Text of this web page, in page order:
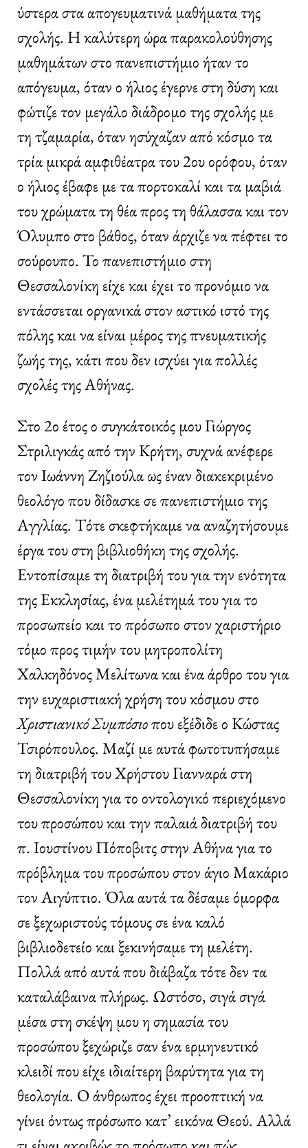
ύστερα στα απογευματινά μαθήματα της
σχολής. Η καλύτερη ώρα παρακολούθησης
μαθημάτων στο πανεπιστήμιο ήταν το
απόγευμα, όταν ο ήλιος έγερνε στη δύση και
φώτιζε τον μεγάλο διάδρομο της σχολής με
τη τζαμαρία, όταν ησύχαζαν από κόσμο τα
τρία μικρά αμφιθέατρα του 2ου ορόφου, όταν
ο ήλιος έβαφε με τα πορτοκαλί και τα μαβιά
του χρώματα τη θέα προς τη θάλασσα και τον
Όλυμπο στο βάθος, όταν άρχιζε να πέφτει το
σούρουπο. Το πανεπιστήμιο στη
Θεσσαλονίκη είχε και έχει το προνόμιο να
εντάσσεται οργανικά στον αστικό ιστό της
πόλης και να είναι μέρος της πνευματικής
ζωής της, κάτι που δεν ισχύει για πολλές
σχολές της Αθήνας.
Στο 2ο έτος ο συγκάτοικός μου Γιώργος
Στριλιγκάς από την Κρήτη, συχνά ανέφερε
τον Ιωάννη Ζηζιούλα ως έναν διακεκριμένο
θεολόγο που δίδασκε σε πανεπιστήμιο της
Αγγλίας. Τότε σκεφτήκαμε να αναζητήσουμε
έργα του στη βιβλιοθήκη της σχολής.
Εντοπίσαμε τη διατριβή του για την ενότητα
της Εκκλησίας, ένα μελέτημά του για το
προσωπείο και το πρόσωπο στον χαριστήριο
τόμο προς τιμήν του μητροπολίτη
Χαλκηδόνος Μελίτωνα και ένα άρθρο του για
την ευχαριστιακή χρήση του κόσμου στο
Χριστιανικό Συμπόσιοπου εξέδιδε ο Κώστας
Τσιρόπουλος. Μαζί με αυτά φωτοτυπήσαμε
τη διατριβή του Χρήστου Γιανναρά στη
Θεσσαλονίκη για το οντολογικό περιεχόμενο
του προσώπου και την παλαιά διατριβή του
π. Ιουστίνου Πόποβιτς στην Αθήνα για το
πρόβλημα του προσώπου στον άγιο Μακάριο
τον Αιγύπτιο. Όλα αυτά τα δέσαμε όμορφα
σε ξεχωριστούς τόμους σε ένα καλό
βιβλιοδετείο και ξεκινήσαμε τη μελέτη.
Πολλά από αυτά που διάβαζα τότε δεν τα
καταλάβαινα πλήρως. Ωστόσο, σιγά σιγά
μέσα στη σκέψη μου η σημασία του
προσώπου ξεχώριζε σαν ένα ερμηνευτικό
κλειδί που είχε ιδιαίτερη βαρύτητα για τη
θεολογία. Ο άνθρωπος έχει προοπτική να
γίνει όντως πρόσωπο κατ’ εικόνα Θεού. Αλλά